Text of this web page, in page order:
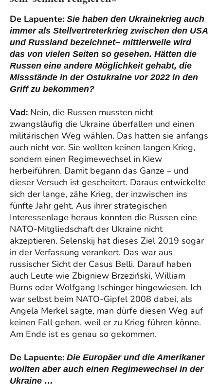
De Lapuente: Sie haben den Ukrainekrieg auch
immer als Stellvertreterkrieg zwischen den USA
und Russland bezeichnet– mittlerweile wird
das von vielen Seiten so gesehen. Hätten die
Russen eine andere Möglichkeit gehabt, die
Missstände in der Ostukraine vor 2022 in den
Griff zu bekommen?
Vad: Nein, die Russen mussten nicht
zwangsläufig die Ukraine überfallen und einen
militärischen Weg wählen. Das hatten sie anfangs
auch nicht vor. Sie wollten keinen langen Krieg,
sondern einen Regimewechsel in Kiew
herbeiführen. Damit begann das Ganze – und
dieser Versuch ist gescheitert. Daraus entwickelte
sich der lange, zähe Krieg, der inzwischen ins
fünfte Jahr geht. Aus ihrer strategischen
Interessenlage heraus konnten die Russen eine
NATO-Mitgliedschaft der Ukraine nicht
akzeptieren. Selenskij hat dieses Ziel 2019 sogar
in der Verfassung verankert. Das war aus
russischer Sicht der Casus Belli. Darauf haben
auch Leute wie Zbigniew Brzeziński, William
Burns oder Wolfgang Ischinger hingewiesen. Ich
war selbst beim NATO-Gipfel 2008 dabei, als
Angela Merkel sagte, man dürfe diesen Weg auf
keinen Fall gehen, weil er zu Krieg führen könne.
Am Ende ist es genau so gekommen.
De Lapuente: Die Europäer und die Amerikaner
wollten aber auch einen Regimewechsel in der
Ukraine …